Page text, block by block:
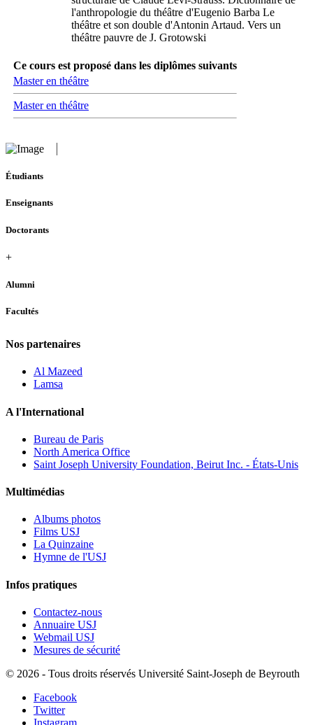
l'anthropologie du théâtre d'Eugenio Barba Le
théâtre et son double d'Antonin Artaud. Vers un
théâtre pauvre de J. Grotowski
Ce cours est proposé dans les diplômes suivants
Master en théâtre
Master en théâtre
Étudiants
Enseignants
Doctorants
+
Alumni
Facultés
Nos partenaires
Al Mazeed
Lamsa
A l'International
Bureau de Paris
North America Office
Saint Joseph University Foundation, Beirut Inc. - États-Unis
Multimédias
Albums photos
Films USJ
La Quinzaine
Hymne de l'USJ
Infos pratiques
Contactez-nous
Annuaire USJ
Webmail USJ
Mesures de sécurité
© 2026 - Tous droits réservés Université Saint-Joseph de Beyrouth
Facebook
Twitter
Instagram